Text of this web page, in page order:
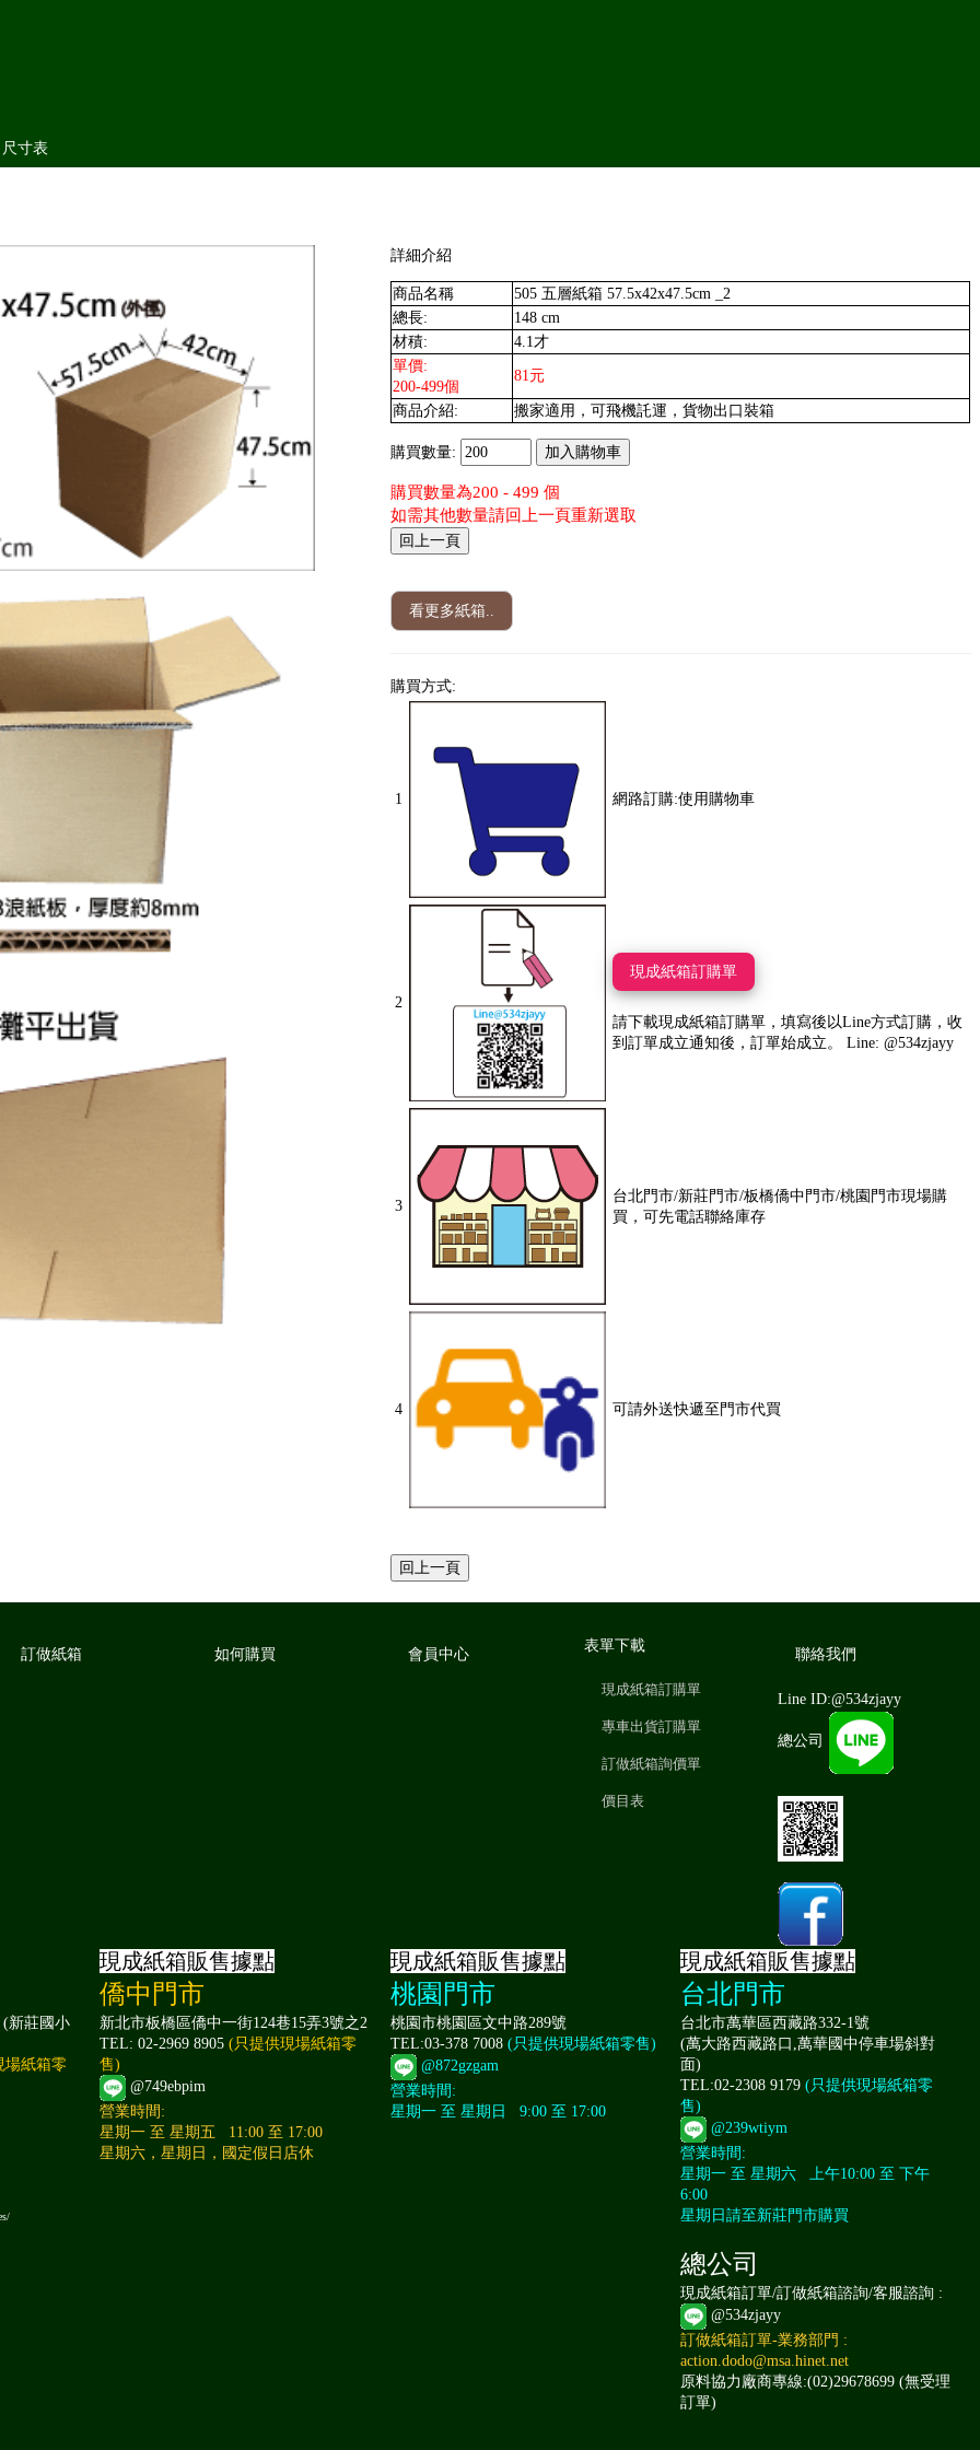
尺寸表
詳細介紹
商品名稱
505 五層紙箱 57.5x42x47.5cm _2
總長:
148 cm
材積:
4.1才
單價:
200-499個
81元
商品介紹: 搬家適用，可飛機託運，貨物出口裝箱
購買數量:
購買數量為200 - 499 個
如需其他數量請回上一頁重新選取
看更多紙箱..
購買方式:
1 網路訂購:使用購物車
2
現成紙箱訂購單
請下載現成紙箱訂購單，填寫後以Line方式訂購，收
到訂單成立通知後，訂單始成立。 Line: @534zjayy
3
台北門市/新莊門市/板橋僑中門市/桃園門市現場購
買，可先電話聯絡庫存
4 可請外送快遞至門市代買
訂做紙箱 如何購買 會員中心
表單下載
現成紙箱訂購單
專車出貨訂購單
訂做紙箱詢價單
價目表
聯絡我們
Line ID:@534zjayy
總公司
(新莊國小
場紙箱零
現成紙箱販售據點
僑中門市
新北市板橋區僑中一街124巷15弄3號之2
TEL: 02-2969 8905(只提供現場紙箱零
售)
@749ebpim
營業時間:
星期一 至 星期五 11:00 至 17:00
星期六，星期日，國定假日店休
現成紙箱販售據點
桃園門市
桃園市桃園區文中路289號
TEL:03-378 7008 (只提供現場紙箱零售)
@872gzgam
營業時間:
星期一 至 星期日 9:00 至 17:00
現成紙箱販售據點
台北門市
台北市萬華區西藏路332-1號
(萬大路西藏路口,萬華國中停車場斜對
面)
TEL:02-2308 9179(只提供現場紙箱零
售)
@239wtiym
營業時間:
星期一 至 星期六 上午10:00 至 下午
6:00
星期日請至新莊門市購買
總公司
現成紙箱訂單/訂做紙箱諮詢/客服諮詢 :
@534zjayy
訂做紙箱訂單-業務部門 :
action.dodo@msa.hinet.net
原料協力廠商專線:(02)29678699 (無受理
訂單)